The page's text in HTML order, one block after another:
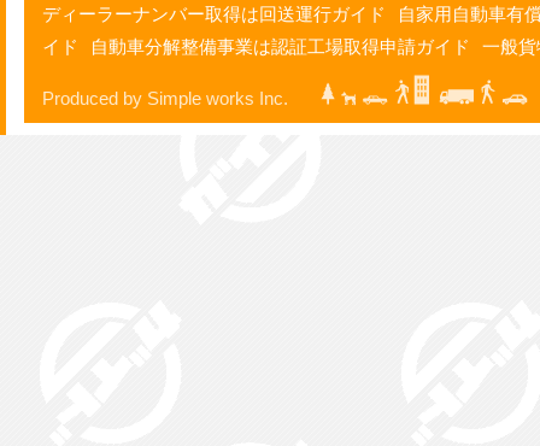
ディーラーナンバー取得は回送運行ガイド
自家用自動車有
イド
自動車分解整備事業は認証工場取得申請ガイド 一般
Produced by Simple works Inc.